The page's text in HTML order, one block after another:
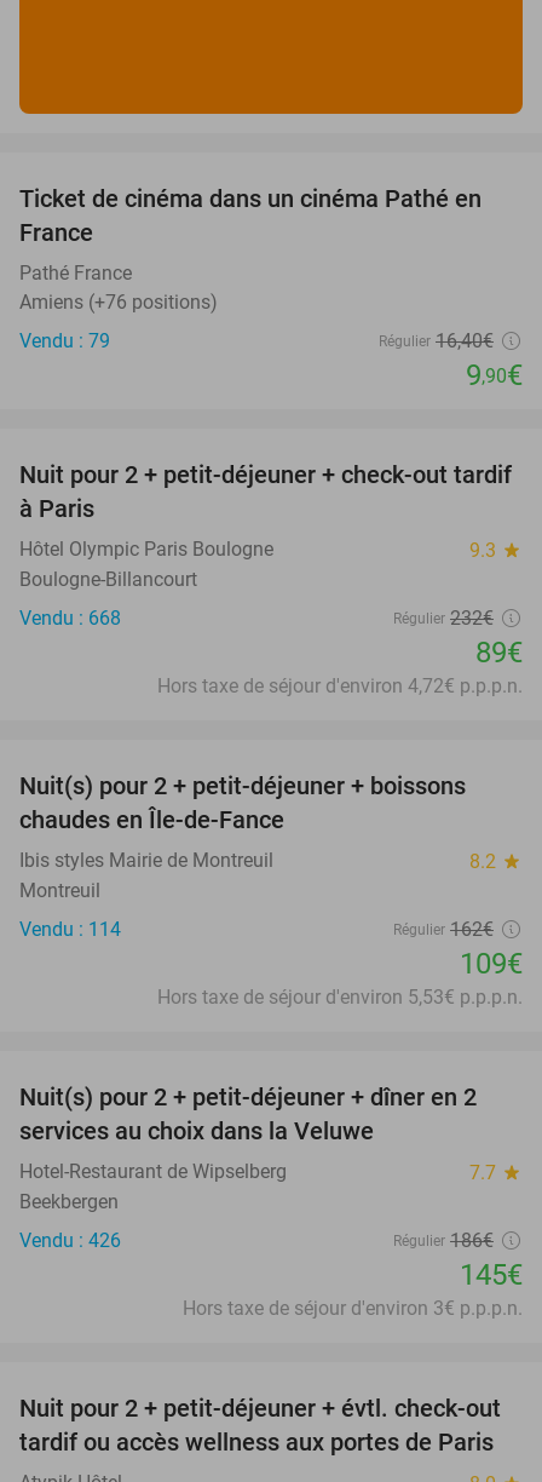
40%
Ticket de cinéma dans un cinéma Pathé en
France
Pathé France
Amiens (+76 positions)
Vendu : 79
Régulier 16,40€
9,90€
62%
Nuit pour 2 + petit-déjeuner + check-out tardif
à Paris
Hôtel Olympic Paris Boulogne 9.3 star
Boulogne-Billancourt
Vendu : 668
Régulier 232€
89€
Hors taxe de séjour d'environ 4,72€ p.p.p.n.
Nuit(s) pour 2 + petit-déjeuner + boissons
chaudes en Île-de-Fance
Ibis styles Mairie de Montreuil 8.2 star
Montreuil
Vendu : 114
Régulier 162€
109€
Hors taxe de séjour d'environ 5,53€ p.p.p.n.
22%
Nuit(s) pour 2 + petit-déjeuner + dîner en 2
services au choix dans la Veluwe
Hotel-Restaurant de Wipselberg 7.7 star
Beekbergen
Vendu : 426
Régulier 186€
145€
Hors taxe de séjour d'environ 3€ p.p.p.n.
38%
Nuit pour 2 + petit-déjeuner + évtl. check-out
tardif ou accès wellness aux portes de Paris